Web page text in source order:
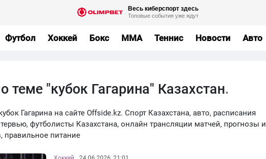
Футбол Хоккей Бокс MMA Теннис Новости Авто
теме "кубок Гагарина" Казахстан
Гагарина на сайте Offside.kz. Спорт Казахстана, авто, расписания
футболисты Казахстана, онлайн трансляции матчей, прогнозы и
правильное питание